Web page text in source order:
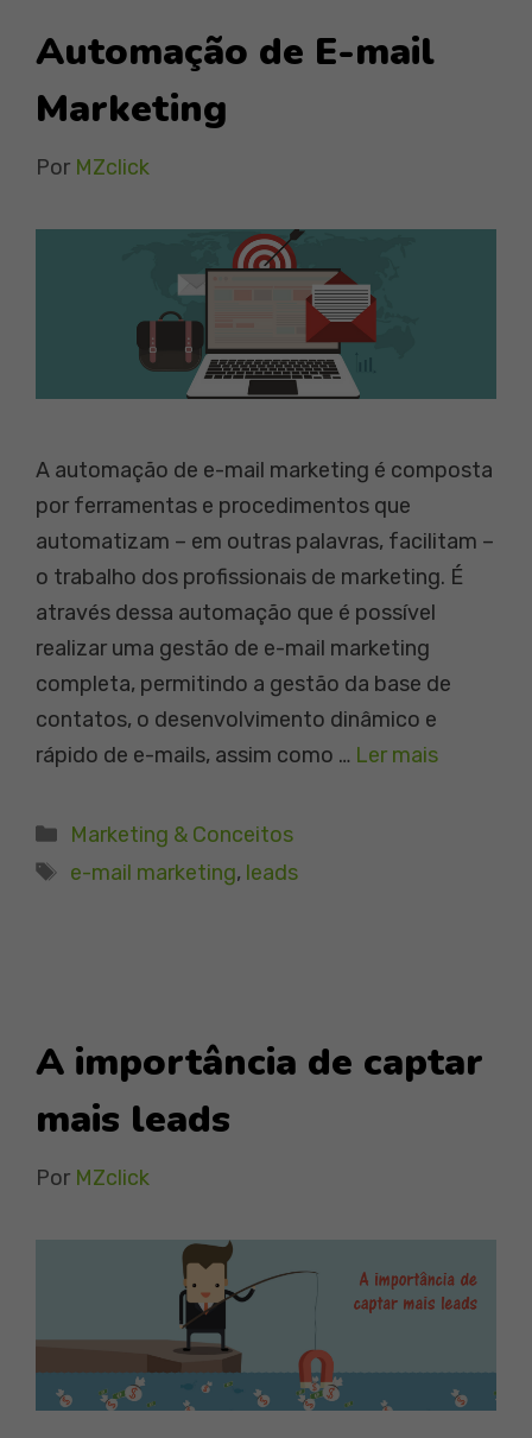
Automação de E-mail
Marketing
Por MZclick
A automação de e-mail marketing é composta
por ferramentas e procedimentos que
automatizam – em outras palavras, facilitam –
o trabalho dos profissionais de marketing. É
através dessa automação que é possível
realizar uma gestão de e-mail marketing
completa, permitindo a gestão da base de
contatos, o desenvolvimento dinâmico e
rápido de e-mails, assim como … Ler mais
Categorias
Marketing & Conceitos
Tags
e-mail marketing, leads
A importância de captar
mais leads
Por MZclick